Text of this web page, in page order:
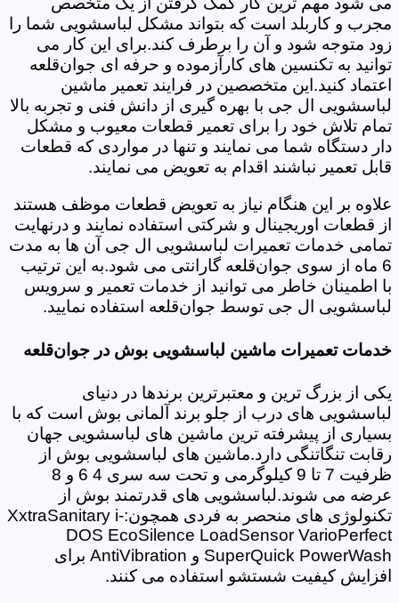
مجرب و کاربلد است که بتواند مشکل لباسشویی شما را
زود متوجه شود و آن را برطرف کند.برای این کار می
توانید به تکنسین های کارآزموده و حرفه ای جوان‌قلعه
اعتماد کنید.این متخصصین در فرایند تعمیر ماشین
لباسشویی ال جی با بهره گیری از دانش فنی و تجربه بالا
تمام تلاش خود را برای تعمیر قطعات معیوب و مشکل
دار دستگاه شما می نمایند و تنها در مواردی که قطعات
قابل تعمیر نباشند اقدام به تعویض می نمایند.
علاوه بر این هنگام نیاز به تعویض قطعات موظف هستند
از قطعات اوریجینال و شرکتی استفاده نمایند و درنهایت
تمامی خدمات تعمیرات لباسشویی ال جی آن ها به مدت
6 ماه از سوی جوان‌قلعه گارانتی می شود.به این ترتیب
با اطمینان خاطر می توانید از خدمات تعمیر و سرویس
لباسشویی ال جی توسط جوان‌قلعه استفاده نمایید.
خدمات تعمیرات ماشین لباسشویی بوش در جوان‌قلعه
یکی از بزرگ ترین و معتبرترین برندها در دنیای
لباسشویی های درب از جلو برند آلمانی بوش است که با
بسیاری از پیشرفته ترین ماشین های لباسشویی جهان
رقابت تنگاتنگی دارد.ماشین های لباسشویی بوش از
ظرفیت 7 تا 9 کیلوگرمی و تحت سه سری 4 6 و 8
عرضه می شوند.لباسشویی های قدرتمند بوش از
تکنولوژی های منحصر به فردی همچون:XxtraSanitary i-
DOS EcoSilence LoadSensor VarioPerfect
SuperQuick PowerWash و AntiVibration برای
افزایش کیفیت شستشو استفاده می کنند.